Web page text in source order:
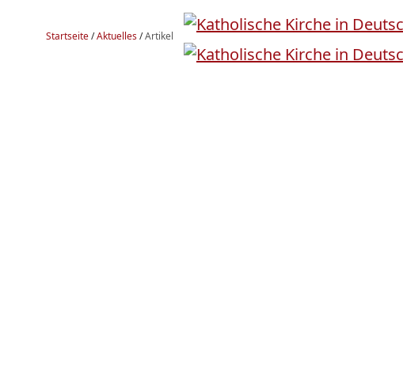
Startseite/Aktuelles/Artikel